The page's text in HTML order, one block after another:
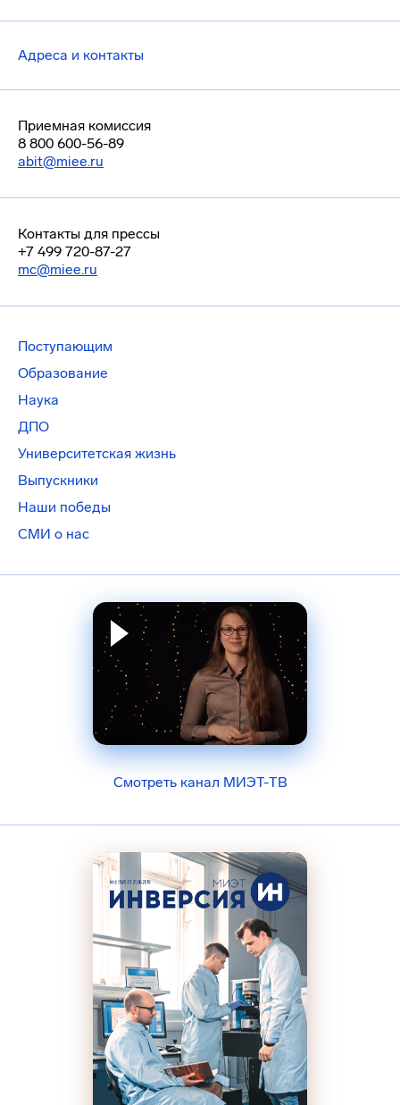
Адреса и контакты
Приемная комиссия
8 800 600-56-89
abit@miee.ru
Контакты для прессы
+7 499 720-87-27
mc@miee.ru
Поступающим
Образование
Наука
ДПО
Университетская жизнь
Выпускники
Наши победы
СМИ о нас
Смотреть канал МИЭТ-ТВ